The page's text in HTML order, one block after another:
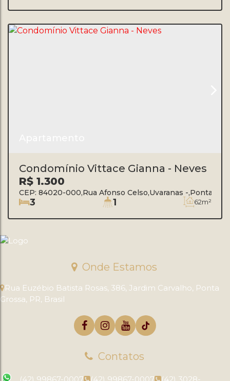
Condomínio Vittace Gianna - Neves
R$1.300
CEP: 84020-000,Rua Afonso Celso,Uvaranas ,Ponta
3 1 62m²
Onde Estamos
Rua Euzébio Batista Rosas, 386, Jardim Carvalho, Ponta
Grossa, PR, Brasil
Contatos